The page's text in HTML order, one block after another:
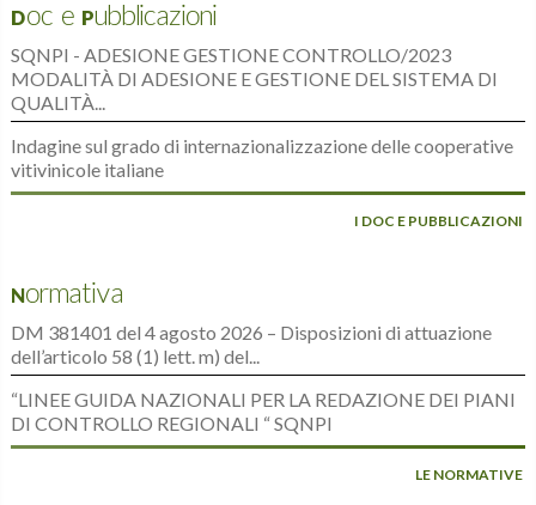
Doc e Pubblicazioni
SQNPI - ADESIONE GESTIONE CONTROLLO/2023
MODALITÀ DI ADESIONE E GESTIONE DEL SISTEMA DI
QUALITÀ...
Indagine sul grado di internazionalizzazione delle cooperative
vitivinicole italiane
I DOC E PUBBLICAZIONI
Normativa
DM 381401 del 4 agosto 2026 – Disposizioni di attuazione
dell’articolo 58 (1) lett. m) del...
“LINEE GUIDA NAZIONALI PER LA REDAZIONE DEI PIANI
DI CONTROLLO REGIONALI “ SQNPI
LE NORMATIVE